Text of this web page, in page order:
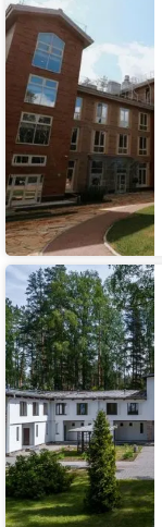
Health
Care
Resort
Санаторий
Архитектура
здоровья